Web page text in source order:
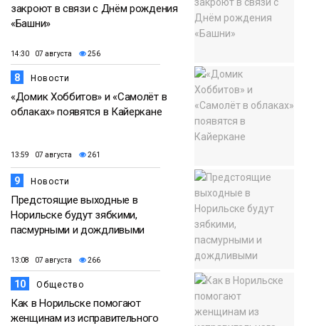
закроют в связи с Днём рождения
«Башни»
14:30 07 августа 256
8 Новости
«Домик Хоббитов» и «Самолёт в
облаках» появятся в Кайеркане
13:59 07 августа 261
9 Новости
Предстоящие выходные в
Норильске будут зябкими,
пасмурными и дождливыми
13:08 07 августа 266
10 Общество
Как в Норильске помогают
женщинам из исправительного